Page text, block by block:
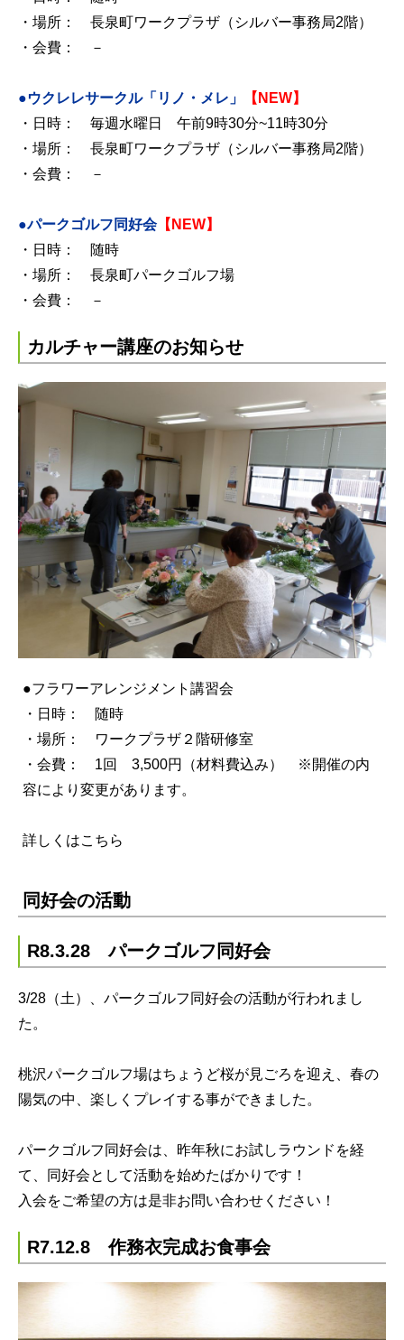
・場所： 長泉町ワークプラザ（シルバー事務局2階）
・会費： －
●ウクレレサークル「リノ・メレ」
【NEW】
・日時： 毎週水曜日 午前9時30分~11時30分
・場所： 長泉町ワークプラザ（シルバー事務局2階）
・会費： －
●パークゴルフ同好会【NEW】
・日時： 随時
・場所： 長泉町パークゴルフ場
・会費： －
カルチャー講座のお知らせ
●フラワーアレンジメント講習会
・日時： 随時
・場所： ワークプラザ２階研修室
・会費： 1回 3,500円（材料費込み） ※開催の内
容により変更があります。
詳しくはこちら
同好会の活動
R8.3.28 パークゴルフ同好会
3/28（土）、パークゴルフ同好会の活動が行われまし
た。
桃沢パークゴルフ場はちょうど桜が見ごろを迎え、春の
陽気の中、楽しくプレイする事ができました。
パークゴルフ同好会は、昨年秋にお試しラウンドを経
て、同好会として活動を始めたばかりです！
入会をご希望の方は是非お問い合わせください！
R7.12.8 作務衣完成お食事会